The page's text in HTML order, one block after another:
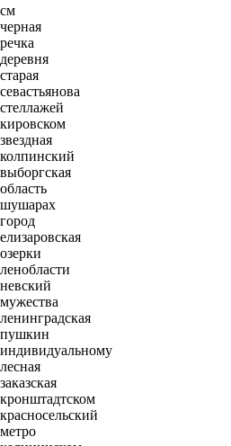
см
черная
речка
деревня
старая
севастьянова
стеллажей
кировском
звездная
колпинский
выборгская
область
шушарах
город
елизаровская
озерки
ленобласти
невский
мужества
ленинградская
пушкин
индивидуальному
лесная
заказская
кронштадтском
красносельский
метро